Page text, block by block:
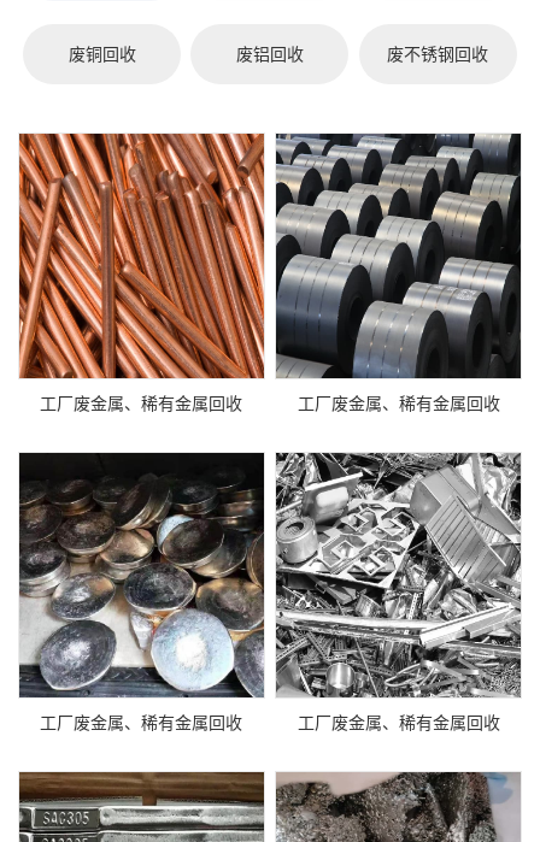
废铜回收 废铝回收 废不锈钢回收
工厂废金属、稀有金属回收 工厂废金属、稀有金属回收
工厂废金属、稀有金属回收 工厂废金属、稀有金属回收